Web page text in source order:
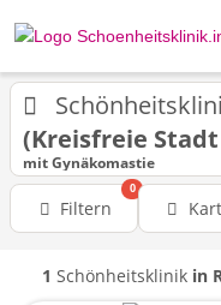
(Kreisfreie
mit Gynäkomastie
Filtern
0
1 Schönheitsklinik in